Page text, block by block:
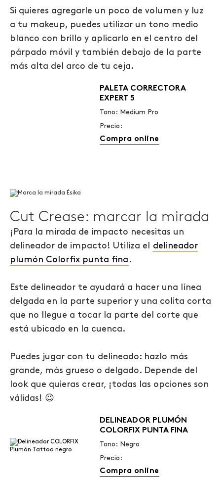
Si quieres agregarle un poco de volumen y luz
a tu makeup, puedes utilizar un tono medio
blanco con brillo y aplicarlo en el centro del
párpado móvil y también debajo de la parte
más alta del arco de tu ceja.
PALETA CORRECTORA
EXPERT 5
Tono: Medium Pro
Precio:
Compra online
Cut Crease: marcar la mirada
¡Para la mirada de impacto necesitas un
delineador de impacto! Utiliza el delineador
plumón Colorfix punta fina .
Este delineador te ayudará a hacer una línea
delgada en la parte superior y una colita corta
que no llegue a tocar la parte del corte que
está ubicado en la cuenca.
Puedes jugar con tu delineado: hazlo más
grande, más grueso o delgado. Depende del
look que quieras crear, ¡todas las opciones son
válidas! 😉
DELINEADOR PLUMÓN
COLORFIX PUNTA FINA
Tono: Negro
Precio:
Compra online